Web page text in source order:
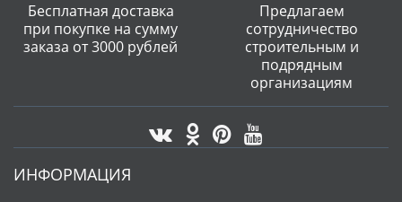
Бесплатная доставка
при покупке на сумму
заказа от 3000 рублей
Предлагаем
сотрудничество
строительным и
подрядным
организациям
ИНФОРМАЦИЯ